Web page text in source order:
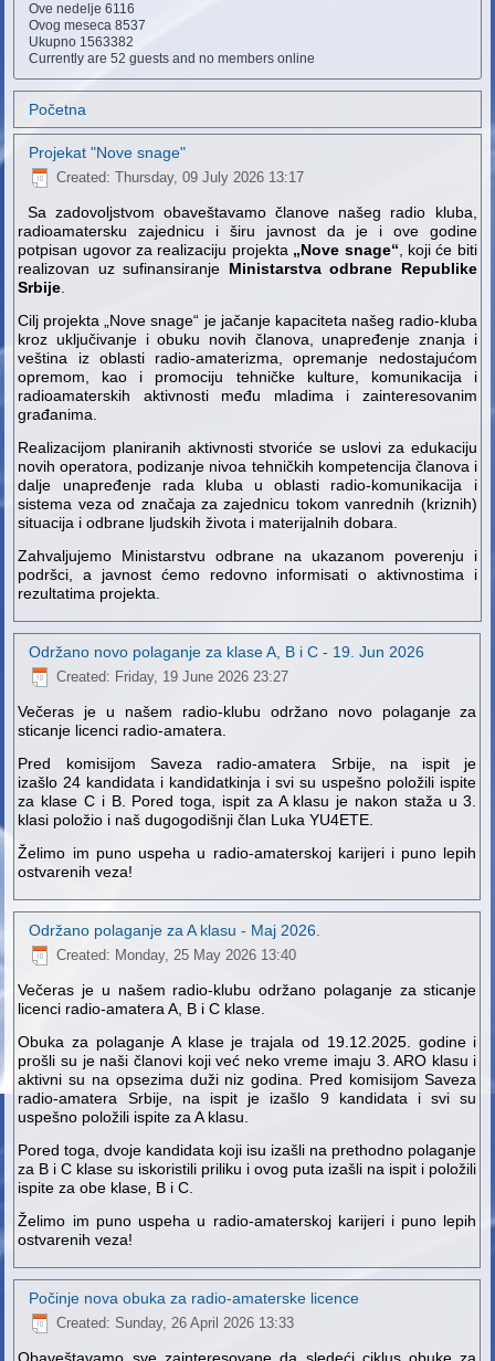
Ove nedelje6116
Ovog meseca8537
Ukupno 1563382
Currently are 52 guests and no members online
Početna
Projekat "Nove snage"
Created: Thursday, 09 July 2026 13:17
Sa zadovoljstvom obaveštavamo članove našeg radio kluba,
radioamatersku zajednicu i širu javnost da je i ove godine
potpisan ugovor za realizaciju projekta „Nove snage“, koji će biti
realizovan uz sufinansiranje Ministarstva odbrane Republike
Srbije.
Cilj projekta „Nove snage“ je jačanje kapaciteta našeg radio-kluba
kroz uključivanje i obuku novih članova, unapređenje znanja i
veština iz oblasti radio-amaterizma, opremanje nedostajućom
opremom, kao i promociju tehničke kulture, komunikacija i
radioamaterskih aktivnosti među mladima i zainteresovanim
građanima.
Realizacijom planiranih aktivnosti stvoriće se uslovi za edukaciju
novih operatora, podizanje nivoa tehničkih kompetencija članova i
dalje unapređenje rada kluba u oblasti radio-komunikacija i
sistema veza od značaja za zajednicu tokom vanrednih (kriznih)
situacija i odbrane ljudskih života i materijalnih dobara.
Zahvaljujemo Ministarstvu odbrane na ukazanom poverenju i
podršci, a javnost ćemo redovno informisati o aktivnostima i
rezultatima projekta.
Održano novo polaganje za klase A, B i C - 19. Jun 2026
Created: Friday, 19 June 2026 23:27
Večeras je u našem radio-klubu održano novo polaganje za
sticanje licenci radio-amatera.
Pred komisijom Saveza radio-amatera Srbije, na ispit je
izašlo 24 kandidata i kandidatkinja i svi su uspešno položili ispite
za klase C i B. Pored toga, ispit za A klasu je nakon staža u 3.
klasi položio i naš dugogodišnji član Luka YU4ETE.
Želimo im puno uspeha u radio-amaterskoj karijeri i puno lepih
ostvarenih veza!
Održano polaganje za A klasu - Maj 2026.
Created: Monday, 25 May 2026 13:40
Večeras je u našem radio-klubu održano polaganje za sticanje
licenci radio-amatera A, B i C klase.
Obuka za polaganje A klase je trajala od 19.12.2025. godine i
prošli su je naši članovi koji već neko vreme imaju 3. ARO klasu i
aktivni su na opsezima duži niz godina. Pred komisijom Saveza
radio-amatera Srbije, na ispit je izašlo 9 kandidata i svi su
uspešno položili ispite za A klasu.
Pored toga, dvoje kandidata koji isu izašli na prethodno polaganje
za B i C klase su iskoristili priliku i ovog puta izašli na ispit i položili
ispite za obe klase, B i C.
Želimo im puno uspeha u radio-amaterskoj karijeri i puno lepih
ostvarenih veza!
Počinje nova obuka za radio-amaterske licence
Created: Sunday, 26 April 2026 13:33